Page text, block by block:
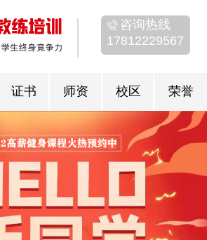
咨询热线
17812229567
证书 师资 校区 荣誉